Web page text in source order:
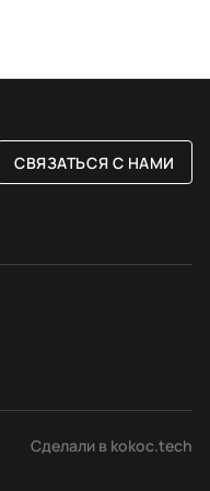
СВЯЗАТЬСЯ С НАМИ
Сделали в kokoc.tech